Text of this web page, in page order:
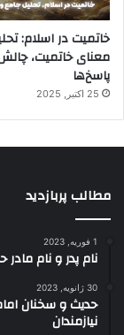
خاتمیت در اسلام:
معنای خاتمیت،
پاسخ‌ها
25 اکتبر, 2025
مطالب پربازدید
1 فوریه, 2023
نام پدر و نام
30 ژانویه, 2023
حدیث و سخنان
نیازمندان